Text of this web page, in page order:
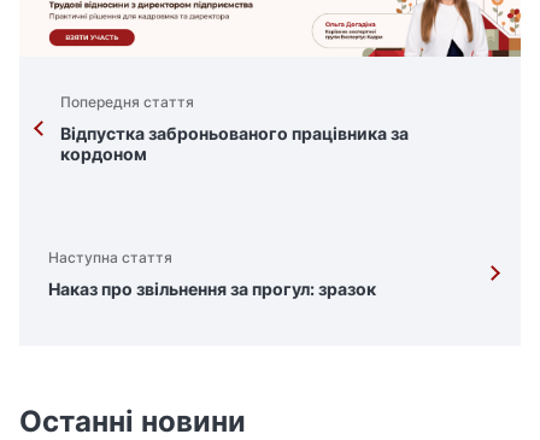
Попередня стаття
Відпустка заброньованого працівника за
кордоном
Наступна стаття
Наказ про звільнення за прогул: зразок
Останні новини